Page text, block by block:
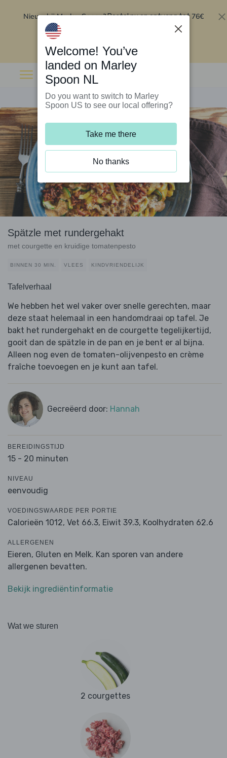
Nieuw bij Marley Spoon?Bestel nu en ontvang tot 76€
Spätzle met rundergehakt
met courgette en kruidige tomatenpesto
BINNEN 30 MIN. VLEES KINDVRIENDELIJK
Tafelverhaal
We hebben het wel vaker over snelle gerechten, maar
deze staat helemaal in een handomdraai op tafel. Je
bakt het rundergehakt en de courgette tegelijkertijd,
gooit dan de spätzle in de pan en je bent er al bijna.
Alleen nog even de tomaten-olijvenpesto en crème
fraîche toevoegen en je kunt aan tafel.
Gecreëerd door: Hannah
BEREIDINGSTIJD
15 - 20 minuten
NIVEAU
eenvoudig
VOEDINGSWAARDE PER PORTIE
Calorieën 1012, Vet 66.3, Eiwit 39.3, Koolhydraten 62.6
ALLERGENEN
Eieren, Gluten en Melk. Kan sporen van andere
allergenen bevatten.
Bekijk ingrediëntinformatie
Wat we sturen
2 courgettes
Welcome! You’ve
landed on Marley
Spoon NL
Do you want to switch to Marley
Spoon US to see our local offering?
Take me there
No thanks